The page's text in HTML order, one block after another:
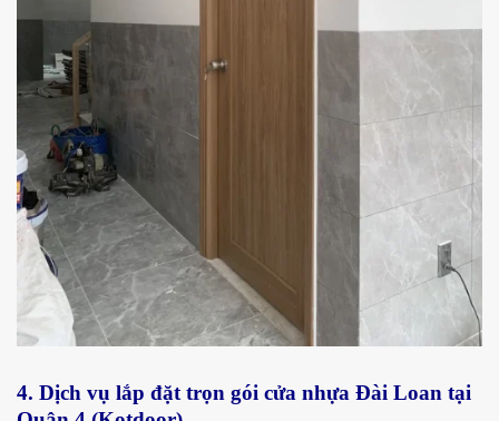
4. Dịch vụ lắp đặt trọn gói cửa nhựa Đài Loan tại